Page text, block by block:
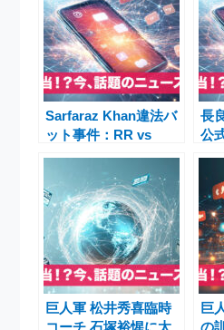
Sarfaraz Khan違法バ
ット事件：RR vs
Barsapara Cricket
Stadium
長
公
熱
日
巨人軍 松井秀喜臨時
巨